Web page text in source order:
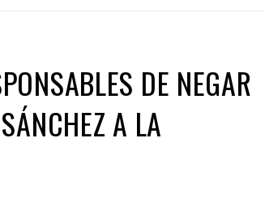
DE NEGAR
A LA